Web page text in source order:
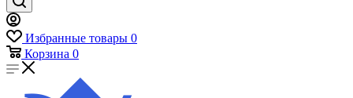
Избранные товары 0
Корзина 0